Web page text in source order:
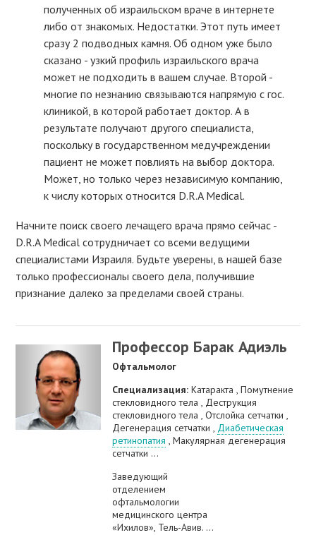
полученных об израильском враче в интернете
либо от знакомых. Недостатки. Этот путь имеет
сразу 2 подводных камня. Об одном уже было
сказано - узкий профиль израильского врача
может не подходить в вашем случае. Второй -
многие по незнанию связываются напрямую с гос.
клиникой, в которой работает доктор. А в
результате получают другого специалиста,
поскольку в государственном медучреждении
пациент не может повлиять на выбор доктора.
Может, но только через независимую компанию,
к числу которых относится D.R.A Medical.
Начните поиск своего лечащего врача прямо сейчас -
D.R.A Medical сотрудничает со всеми ведущими
специалистами Израиля. Будьте уверены, в нашей базе
только профессионалы своего дела, получившие
признание далеко за пределами своей страны.
Профессор Барак Адиэль
Офтальмолог
Специализация:Катаракта , Помутнение
стекловидного тела , Деструкция
стекловидного тела , Отслойка сетчатки ,
Дегенерация сетчатки , Диабетическая
ретинопатия , Макулярная дегенерация
сетчатки ...
Заведующий
отделением
офтальмологии
медицинского центра
«Ихилов», Тель-Авив. ...